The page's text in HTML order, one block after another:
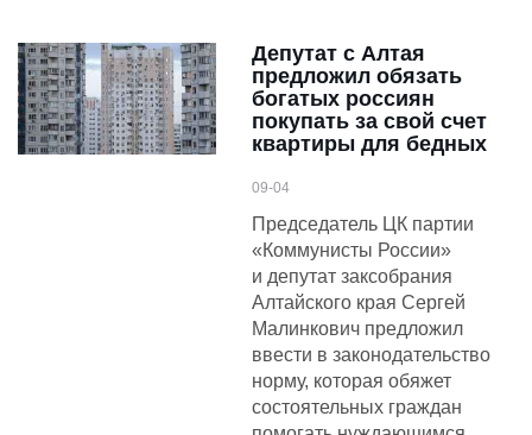
Депутат с Алтая
предложил обязать
богатых россиян
покупать за свой счет
квартиры для бедных
09-04
Председатель ЦК партии
«Коммунисты России»
и депутат заксобрания
Алтайского края Сергей
Малинкович предложил
ввести в законодательство
норму, которая обяжет
состоятельных граждан